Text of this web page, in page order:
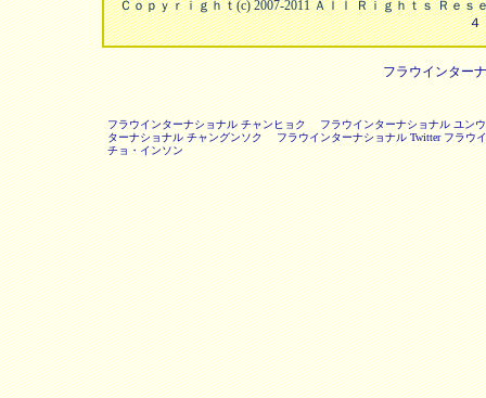
Ｃｏｐｙｒｉｇｈｔ(c) 2007-2011 Ａｌｌ Ｒｉｇｈｔｓ Ｒｅ
４
フラウインター
フラウインターナショナル チャンヒョク
フラウインターナショナル ユン
ターナショナル チャングンソク
フラウインターナショナル Twitter フラウ
チョ・インソン